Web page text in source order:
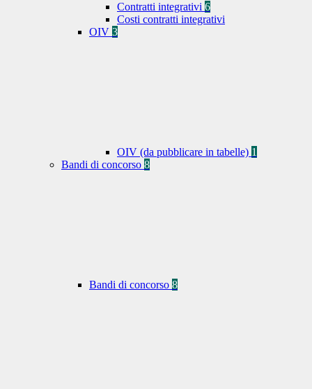
Contratti integrativi 6
Costi contratti integrativi
OIV 3
OIV (da pubblicare in tabelle) 1
Bandi di concorso 8
Bandi di concorso 8